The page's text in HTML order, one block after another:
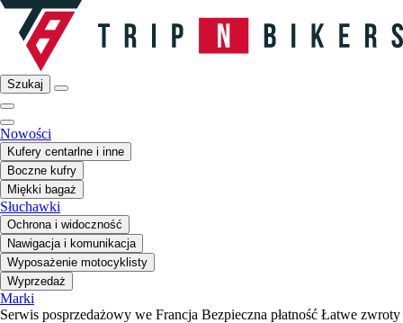
Szukaj
Nowości
Kufery centarlne i inne
Boczne kufry
Miękki bagaż
Słuchawki
Ochrona i widoczność
Nawigacja i komunikacja
Wyposażenie motocyklisty
Wyprzedaż
Marki
Serwis posprzedażowy we Francja Bezpieczna płatność Łatwe zwroty